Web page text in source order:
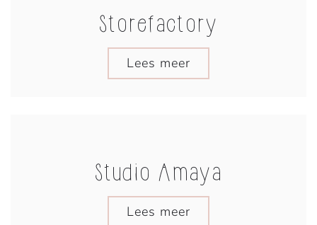
Storefactory
Lees meer
Studio Amaya
Lees meer